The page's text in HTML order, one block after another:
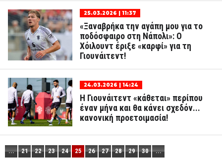
25.03.2026 | 11:37
«Ξαναβρήκα την αγάπη μου για το
ποδόσφαιρο στη Νάπολι»: Ο
Χόιλουντ έριξε «καρφί» για τη
Γιουνάιτεντ!
24.03.2026 | 14:24
Η Γιουνάιτεντ «κάθεται» περίπου
έναν μήνα και θα κάνει σχεδόν...
κανονική προετοιμασία!
... 21 22 23 24 25 26 27 28 29 30 ...